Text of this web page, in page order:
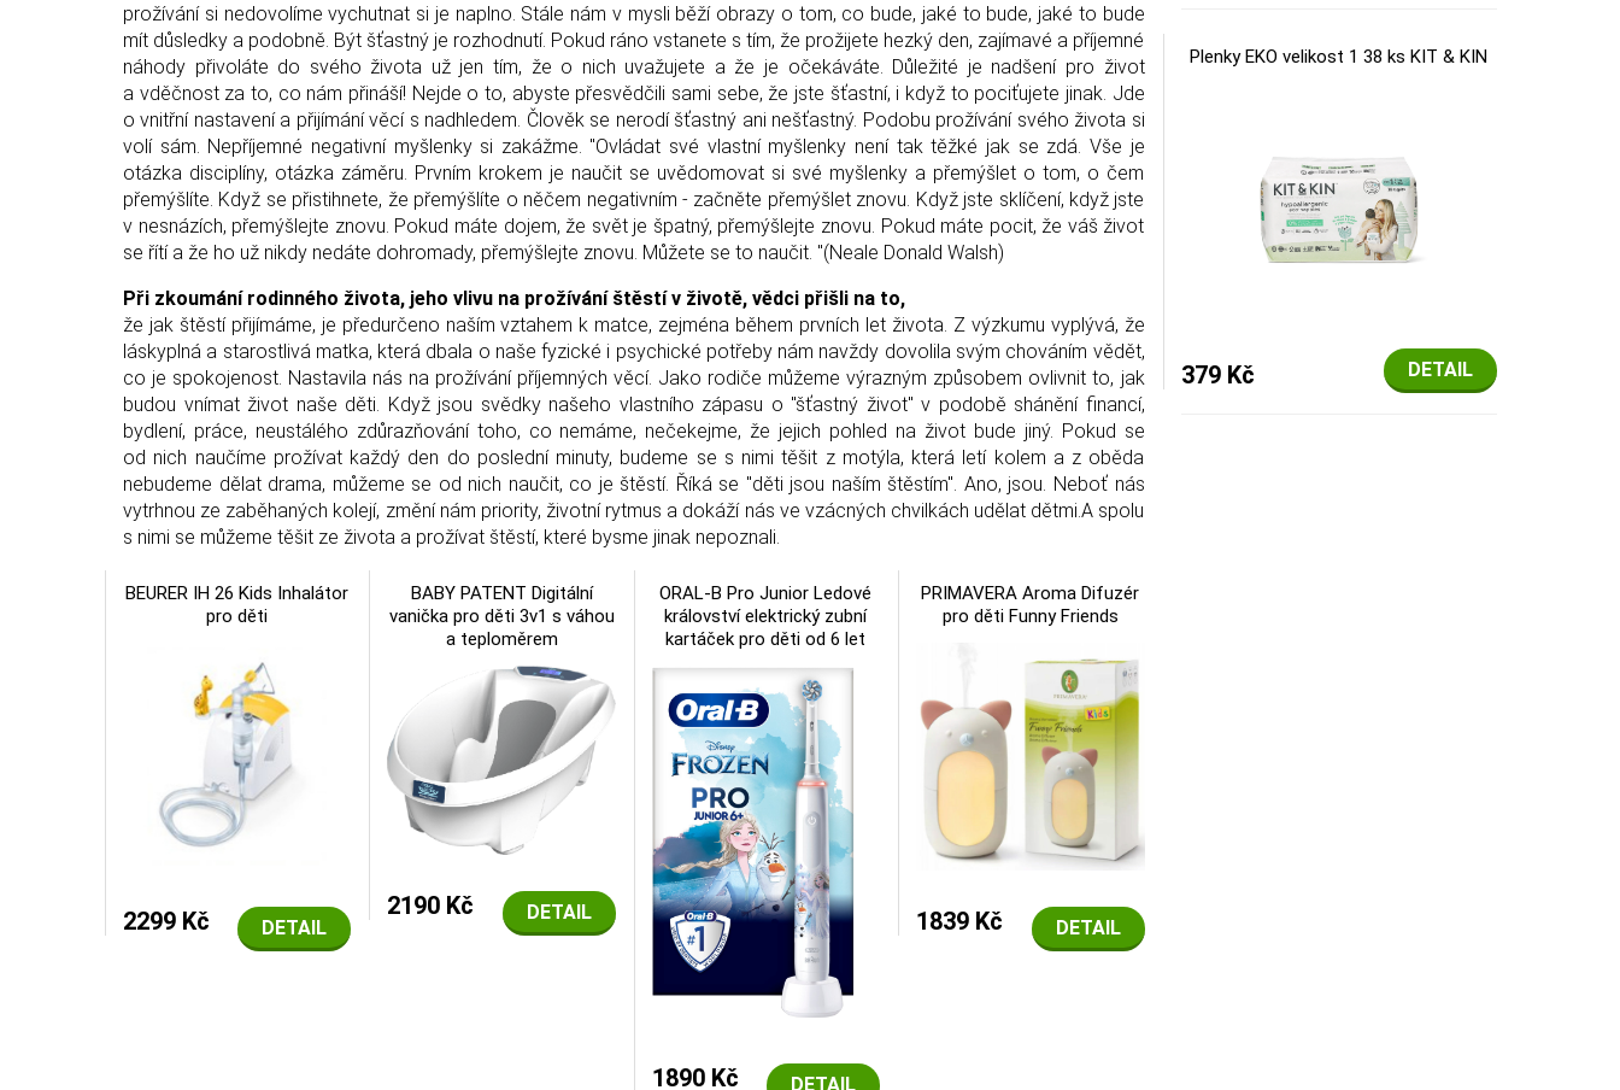
prožívání si nedovolíme vychutnat si je naplno. Stále nám v mysli běží obrazy o tom, co bude, jaké to bude, jaké to bude
mít důsledky a podobně. Být šťastný je rozhodnutí. Pokud ráno vstanete s tím, že prožijete hezký den, zajímavé a příjemné
náhody přivoláte do svého života už jen tím, že o nich uvažujete a že je očekáváte. Důležité je nadšení pro život
a vděčnost za to, co nám přináší! Nejde o to, abyste přesvědčili sami sebe, že jste šťastní, i když to pociťujete jinak. Jde
o vnitřní nastavení a přijímání věcí s nadhledem. Člověk se nerodí šťastný ani nešťastný. Podobu prožívání svého života si
volí sám. Nepříjemné negativní myšlenky si zakážme. "Ovládat své vlastní myšlenky není tak těžké jak se zdá. Vše je
otázka disciplíny, otázka záměru. Prvním krokem je naučit se uvědomovat si své myšlenky a přemýšlet o tom, o čem
přemýšlíte. Když se přistihnete, že přemýšlíte o něčem negativním - začněte přemýšlet znovu. Když jste sklíčení, když jste
v nesnázích, přemýšlejte znovu. Pokud máte dojem, že svět je špatný, přemýšlejte znovu. Pokud máte pocit, že váš život
se řítí a že ho už nikdy nedáte dohromady, přemýšlejte znovu. Můžete se to naučit. "(Neale Donald Walsh)
Při zkoumání rodinného života, jeho vlivu na prožívání štěstí v životě, vědci přišli na to,
že jak štěstí přijímáme, je předurčeno naším vztahem k matce, zejména během prvních let života. Z výzkumu vyplývá, že
láskyplná a starostlivá matka, která dbala o naše fyzické i psychické potřeby nám navždy dovolila svým chováním vědět,
co je spokojenost. Nastavila nás na prožívání příjemných věcí. Jako rodiče můžeme výrazným způsobem ovlivnit to, jak
budou vnímat život naše děti. Když jsou svědky našeho vlastního zápasu o "šťastný život" v podobě shánění financí,
bydlení, práce, neustálého zdůrazňování toho, co nemáme, nečekejme, že jejich pohled na život bude jiný. Pokud se
od nich naučíme prožívat každý den do poslední minuty, budeme se s nimi těšit z motýla, která letí kolem a z oběda
nebudeme dělat drama, můžeme se od nich naučit, co je štěstí. Říká se "děti jsou naším štěstím". Ano, jsou. Neboť nás
vytrhnou ze zaběhaných kolejí, změní nám priority, životní rytmus a dokáží nás ve vzácných chvilkách udělat dětmi.A spolu
s nimi se můžeme těšit ze života a prožívat štěstí, které bysme jinak nepoznali.
BEURER IH 26 Kids Inhalátor
pro děti
DETAIL
2299 Kč
BABY PATENT Digitální
vanička pro děti 3v1 s váhou
a teploměrem
DETAIL
2190 Kč
ORAL-B Pro Junior Ledové
království elektrický zubní
kartáček pro děti od 6 let
DETAIL
1890 Kč
PRIMAVERA Aroma Difuzér
pro děti Funny Friends
DETAIL
1839 Kč
Plenky EKO velikost 1 38 ks KIT & KIN
DETAIL
379 Kč